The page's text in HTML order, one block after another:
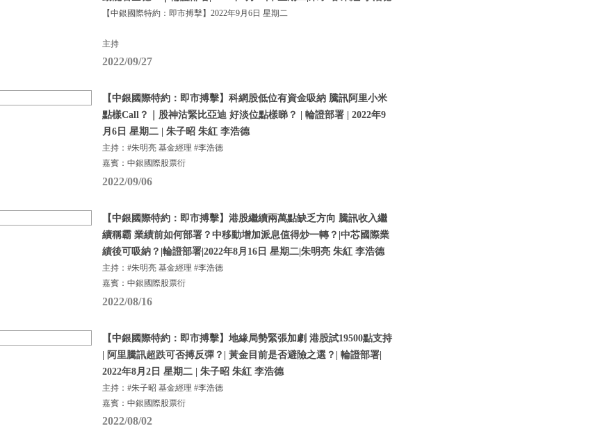
【中銀國際特約：即市搏擊】2022年9月6日 星期二
主持
2022/09/27
【中銀國際特約：即市搏擊】科網股低位有資金吸納 騰訊阿里小米
點樣Call？｜股神沽緊比亞迪 好淡位點樣睇？ | 輪證部署 | 2022年9
月6日 星期二 | 朱子昭 朱紅 李浩德
主持：#朱明亮 基金經理 #李浩德
嘉賓：中銀國際股票衍
2022/09/06
【中銀國際特約：即市搏擊】港股繼續兩萬點缺乏方向 騰訊收入繼
續稱霸 業績前如何部署？中移動增加派息值得炒一轉？|中芯國際業
績後可吸納？|輪證部署|2022年8月16日 星期二|朱明亮 朱紅 李浩德
主持：#朱明亮 基金經理 #李浩德
嘉賓：中銀國際股票衍
2022/08/16
【中銀國際特約：即市搏擊】地緣局勢緊張加劇 港股試19500點支持
| 阿里騰訊超跌可否搏反彈？| 黃金目前是否避險之選？| 輪證部署|
2022年8月2日 星期二 | 朱子昭 朱紅 李浩德
主持：#朱子昭 基金經理 #李浩德
嘉賓：中銀國際股票衍
2022/08/02